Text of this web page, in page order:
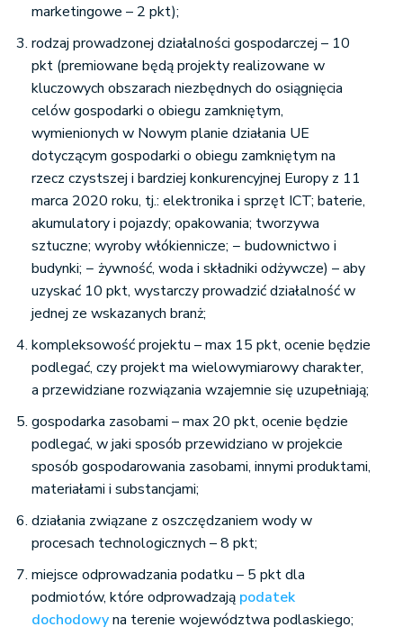
marketingowe – 2 pkt);
rodzaj prowadzonej działalności gospodarczej – 10
pkt (premiowane będą projekty realizowane w
kluczowych obszarach niezbędnych do osiągnięcia
celów gospodarki o obiegu zamkniętym,
wymienionych w Nowym planie działania UE
dotyczącym gospodarki o obiegu zamkniętym na
rzecz czystszej i bardziej konkurencyjnej Europy z 11
marca 2020 roku, tj.: elektronika i sprzęt ICT; baterie,
akumulatory i pojazdy; opakowania; tworzywa
sztuczne; wyroby włókiennicze; − budownictwo i
budynki; − żywność, woda i składniki odżywcze) – aby
uzyskać 10 pkt, wystarczy prowadzić działalność w
jednej ze wskazanych branż;
kompleksowość projektu – max 15 pkt, ocenie będzie
podlegać, czy projekt ma wielowymiarowy charakter,
a przewidziane rozwiązania wzajemnie się uzupełniają;
gospodarka zasobami – max 20 pkt, ocenie będzie
podlegać, w jaki sposób przewidziano w projekcie
sposób gospodarowania zasobami, innymi produktami,
materiałami i substancjami;
działania związane z oszczędzaniem wody w
procesach technologicznych – 8 pkt;
miejsce odprowadzania podatku – 5 pkt dla
podmiotów, które odprowadzają podatek
dochodowyna terenie województwa podlaskiego;